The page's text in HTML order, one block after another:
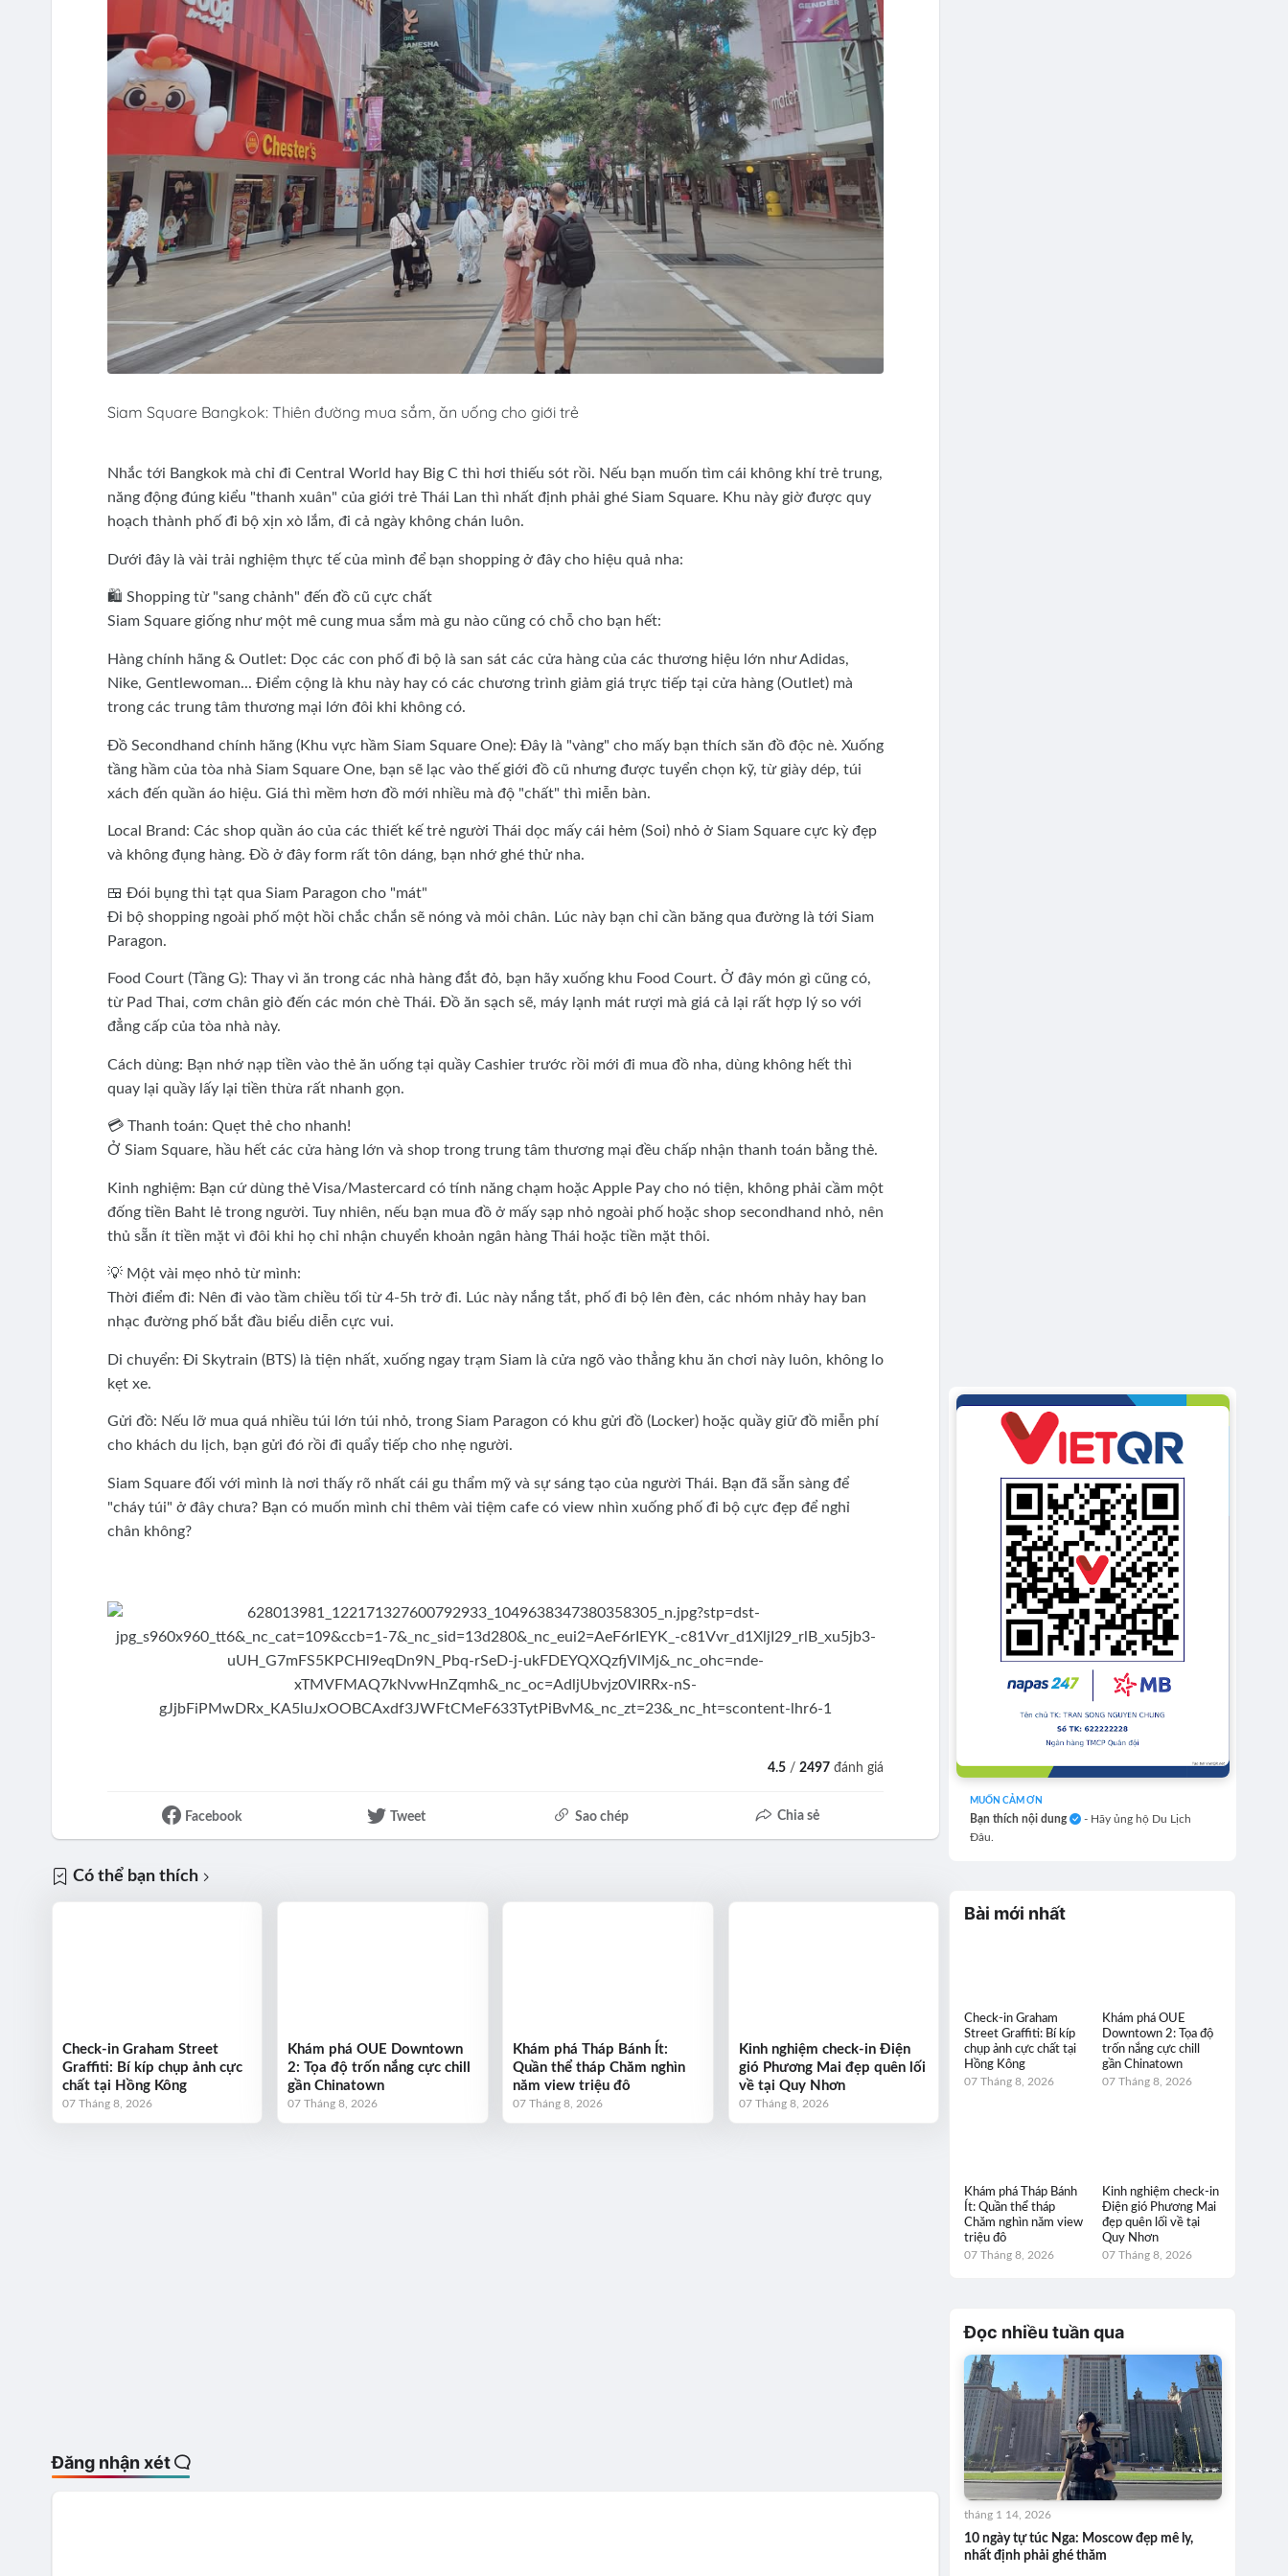
Siam Square Bangkok: Thiên đường mua sắm, ăn uống cho giới trẻ
Nhắc tới Bangkok mà chỉ đi Central World hay Big C thì hơi thiếu sót rồi. Nếu bạn muốn tìm cái không khí trẻ trung,
năng động đúng kiểu "thanh xuân" của giới trẻ Thái Lan thì nhất định phải ghé Siam Square. Khu này giờ được quy
hoạch thành phố đi bộ xịn xò lắm, đi cả ngày không chán luôn.
Dưới đây là vài trải nghiệm thực tế của mình để bạn shopping ở đây cho hiệu quả nha:
🛍️ Shopping từ "sang chảnh" đến đồ cũ cực chất
Siam Square giống như một mê cung mua sắm mà gu nào cũng có chỗ cho bạn hết:
Hàng chính hãng & Outlet: Dọc các con phố đi bộ là san sát các cửa hàng của các thương hiệu lớn như Adidas,
Nike, Gentlewoman... Điểm cộng là khu này hay có các chương trình giảm giá trực tiếp tại cửa hàng (Outlet) mà
trong các trung tâm thương mại lớn đôi khi không có.
Đồ Secondhand chính hãng (Khu vực hầm Siam Square One): Đây là "vàng" cho mấy bạn thích săn đồ độc nè. Xuống
tầng hầm của tòa nhà Siam Square One, bạn sẽ lạc vào thế giới đồ cũ nhưng được tuyển chọn kỹ, từ giày dép, túi
xách đến quần áo hiệu. Giá thì mềm hơn đồ mới nhiều mà độ "chất" thì miễn bàn.
Local Brand: Các shop quần áo của các thiết kế trẻ người Thái dọc mấy cái hẻm (Soi) nhỏ ở Siam Square cực kỳ đẹp
và không đụng hàng. Đồ ở đây form rất tôn dáng, bạn nhớ ghé thử nha.
🍱 Đói bụng thì tạt qua Siam Paragon cho "mát"
Đi bộ shopping ngoài phố một hồi chắc chắn sẽ nóng và mỏi chân. Lúc này bạn chỉ cần băng qua đường là tới Siam
Paragon.
Food Court (Tầng G): Thay vì ăn trong các nhà hàng đắt đỏ, bạn hãy xuống khu Food Court. Ở đây món gì cũng có,
từ Pad Thai, cơm chân giò đến các món chè Thái. Đồ ăn sạch sẽ, máy lạnh mát rượi mà giá cả lại rất hợp lý so với
đẳng cấp của tòa nhà này.
Cách dùng: Bạn nhớ nạp tiền vào thẻ ăn uống tại quầy Cashier trước rồi mới đi mua đồ nha, dùng không hết thì
quay lại quầy lấy lại tiền thừa rất nhanh gọn.
💳 Thanh toán: Quẹt thẻ cho nhanh!
Ở Siam Square, hầu hết các cửa hàng lớn và shop trong trung tâm thương mại đều chấp nhận thanh toán bằng thẻ.
Kinh nghiệm: Bạn cứ dùng thẻ Visa/Mastercard có tính năng chạm hoặc Apple Pay cho nó tiện, không phải cầm một
đống tiền Baht lẻ trong người. Tuy nhiên, nếu bạn mua đồ ở mấy sạp nhỏ ngoài phố hoặc shop secondhand nhỏ, nên
thủ sẵn ít tiền mặt vì đôi khi họ chỉ nhận chuyển khoản ngân hàng Thái hoặc tiền mặt thôi.
💡 Một vài mẹo nhỏ từ mình:
Thời điểm đi: Nên đi vào tầm chiều tối từ 4-5h trở đi. Lúc này nắng tắt, phố đi bộ lên đèn, các nhóm nhảy hay ban
nhạc đường phố bắt đầu biểu diễn cực vui.
Di chuyển: Đi Skytrain (BTS) là tiện nhất, xuống ngay trạm Siam là cửa ngõ vào thẳng khu ăn chơi này luôn, không lo
kẹt xe.
Gửi đồ: Nếu lỡ mua quá nhiều túi lớn túi nhỏ, trong Siam Paragon có khu gửi đồ (Locker) hoặc quầy giữ đồ miễn phí
cho khách du lịch, bạn gửi đó rồi đi quẩy tiếp cho nhẹ người.
Siam Square đối với mình là nơi thấy rõ nhất cái gu thẩm mỹ và sự sáng tạo của người Thái. Bạn đã sẵn sàng để
"cháy túi" ở đây chưa? Bạn có muốn mình chỉ thêm vài tiệm cafe có view nhìn xuống phố đi bộ cực đẹp để nghỉ
chân không?
4.5 /2497 đánh giá
Facebook Tweet Sao chép Chia sẻ
Có thể bạn thích
Check-in Graham Street
Graffiti: Bí kíp chụp ảnh cực
chất tại Hồng Kông
07 Tháng 8, 2026
Khám phá OUE Downtown
2: Tọa độ trốn nắng cực chill
gần Chinatown
07 Tháng 8, 2026
Khám phá Tháp Bánh Ít:
Quần thể tháp Chăm nghìn
năm view triệu đô
07 Tháng 8, 2026
Kinh nghiệm check-in Điện
gió Phương Mai đẹp quên lối
về tại Quy Nhơn
07 Tháng 8, 2026
Đăng nhận xét
MUỐN CẢM ƠN
Bạn thích nội dung
- Hãy ủng hộ Du Lịch
Đâu.
Bài mới nhất
Check-in Graham
Street Graffiti: Bí kíp
chụp ảnh cực chất tại
Hồng Kông
07 Tháng 8, 2026
Khám phá OUE
Downtown 2: Tọa độ
trốn nắng cực chill
gần Chinatown
07 Tháng 8, 2026
Khám phá Tháp Bánh
Ít: Quần thể tháp
Chăm nghìn năm view
triệu đô
07 Tháng 8, 2026
Kinh nghiệm check-in
Điện gió Phương Mai
đẹp quên lối về tại
Quy Nhơn
07 Tháng 8, 2026
Đọc nhiều tuần qua
10 ngày tự túc Nga: Moscow đẹp mê ly,
nhất định phải ghé thăm
tháng 1 14, 2026